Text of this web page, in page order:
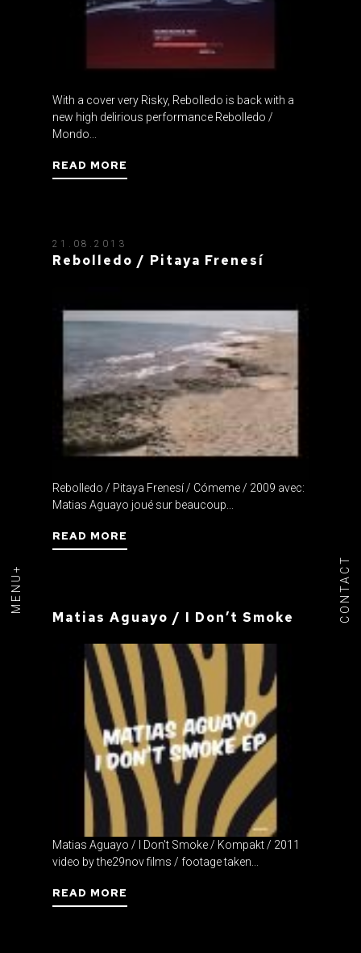
MENU+ CONTACT
With a cover very Risky, Rebolledo is back with a
new high delirious performance Rebolledo /
Mondo...
READ MORE
21.08.2013
Rebolledo / Pitaya Frenesí
Rebolledo / Pitaya Frenesí / Cómeme / 2009 avec:
Matias Aguayo joué sur beaucoup...
READ MORE
Matias Aguayo / I Don’t Smoke
Matias Aguayo / I Don't Smoke / Kompakt / 2011
video by the29nov films / footage taken...
READ MORE